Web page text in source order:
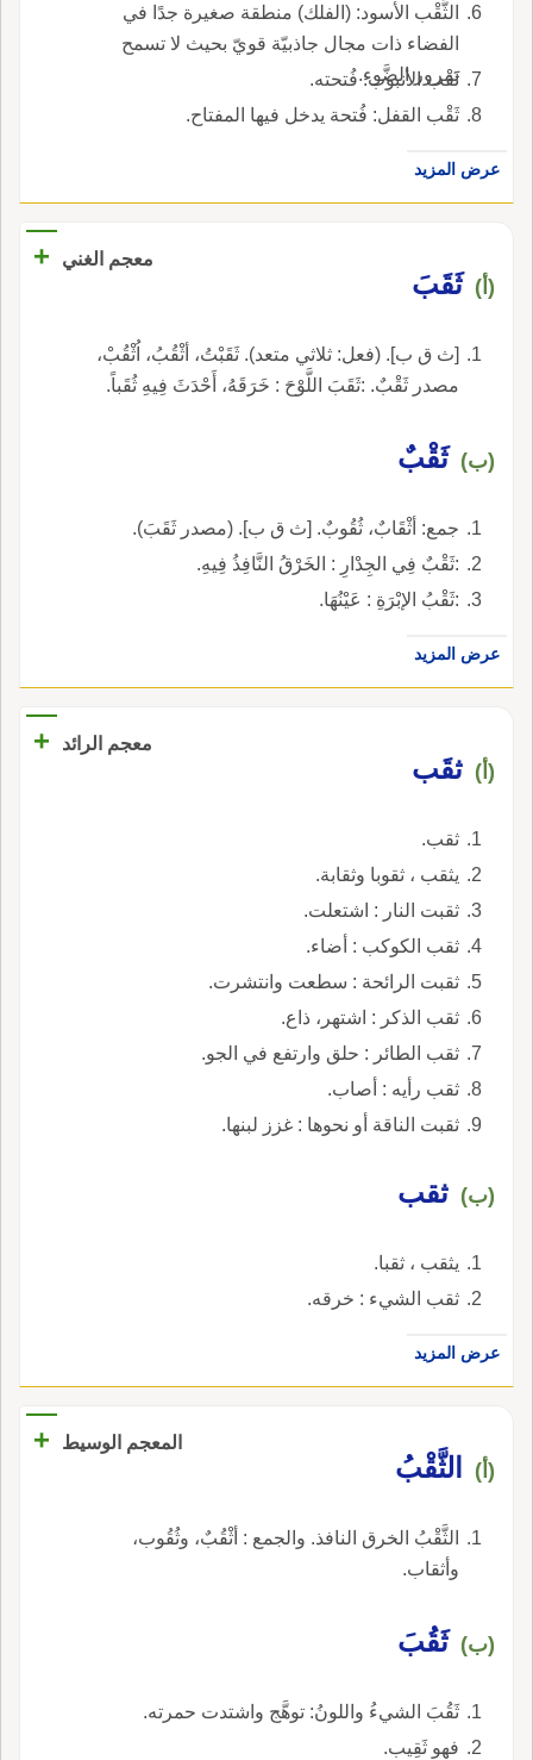
الثَّقْب الأسود: (الفلك) منطقة صغيرة جدًا في
الفضاء ذات مجال جاذبيّة قويّ بحيث لا تسمح
بمرور الضَّوء.
ثََقْب الأنبوب: فُتحته.
ثَقْب القفل: فُتحة يدخل فيها المفتاح.
عرض المزيد
معجم الغني +
(أ) ثَقَبَ
[ث ق ب]. (فعل: ثلاثي متعد). ثَقَبْتُ، أثْقُبُ، اُثْقُبْ،
مصدر ثَقْبٌ. :ثَقَبَ اللَّوْحَ : خَرَقَهُ، أَحْدَثَ فِيهِ ثُقَباً.
(ب) ثَقْبٌ
جمع: أثْقَابٌ، ثُقُوبٌ. [ث ق ب]. (مصدر ثَقَبَ).
:ثَقْبٌ فِي الجِدْارِ : الخَرْقُ النَّافِذُ فِيهِ.
:ثَقْبُ الإبْرَةِ : عَيْنُهَا.
عرض المزيد
معجم الرائد +
(أ) ثقَب
ثقب.
يثقب ، ثقوبا وثقابة.
ثقبت النار : اشتعلت.
ثقب الكوكب : أضاء.
ثقبت الرائحة : سطعت وانتشرت.
ثقب الذكر : اشتهر، ذاع.
ثقب الطائر : حلق وارتفع في الجو.
ثقب رأيه : أصاب.
ثقبت الناقة أو نحوها : غزز لبنها.
(ب) ثقب
يثقب ، ثقبا.
ثقب الشيء : خرقه.
عرض المزيد
المعجم الوسيط +
(أ) الثَّقْبُ
الثَّقْبُ الخرق النافذ. والجمع : أثْقُبٌ، وثُقُوب،
وأثقاب.
(ب) ثَقُبَ
ثَقُبَ الشيءُ واللونُ: توهَّج واشتدت حمرته.
فهو ثَقِيب.